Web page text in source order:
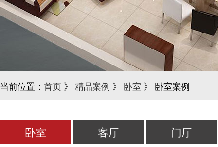
当前位置： 首页 》 精品案例 》 卧室 》 卧室案例
卧室 客厅 门厅